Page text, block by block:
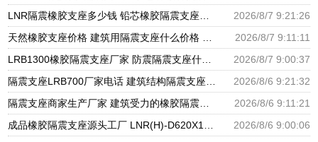
2026/8/7 9:21:26
2026/8/7 9:11:11
2026/8/7 9:00:37
2026/8/6 9:21:32
2026/8/6 9:11:21
2026/8/6 9:00:06